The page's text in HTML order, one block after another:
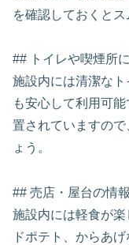
を確認しておくとス
## トイレや喫煙所
施設内には清潔な
も安心して利用可
置されていますの
ょう。
## 売店・屋台の情
施設内には軽食が
ドポテト、からあ